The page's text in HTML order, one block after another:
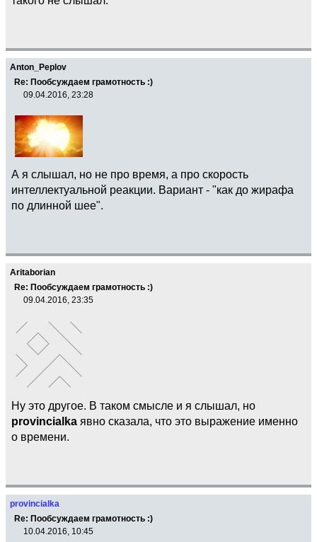
Anton_Peplov
Re: Пообсуждаем грамотность :)
09.04.2016, 23:28
А я слышал, но не про время, а про скорость
интеллектуальной реакции. Вариант - "как до жирафа
по длинной шее".
Aritaborian
Re: Пообсуждаем грамотность :)
09.04.2016, 23:35
Ну это другое. В таком смысле и я слышал, но
provincialka явно сказала, что это выражение именно
о времени.
provincialka
Re: Пообсуждаем грамотность :)
10.04.2016, 10:45